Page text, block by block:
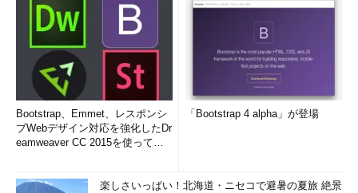
Bootstrap、Emmet、レスポンシ
ブWebデザイン対応を強化したDr
eamweaver CC 2015を使って
「Bootstrap 4 alpha」が登場
楽しさいっぱい！北海道・ニセコで避暑の夏旅 絶景